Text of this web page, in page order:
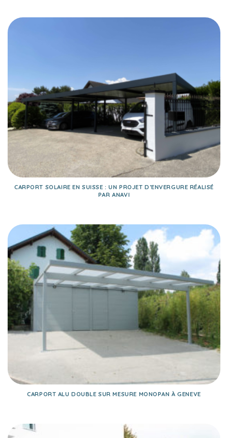
CARPORT SOLAIRE EN SUISSE : UN PROJET D’ENVERGURE RÉALISÉ
PAR ANAVI
CARPORT ALU DOUBLE SUR MESURE MONOPAN À GENEVE